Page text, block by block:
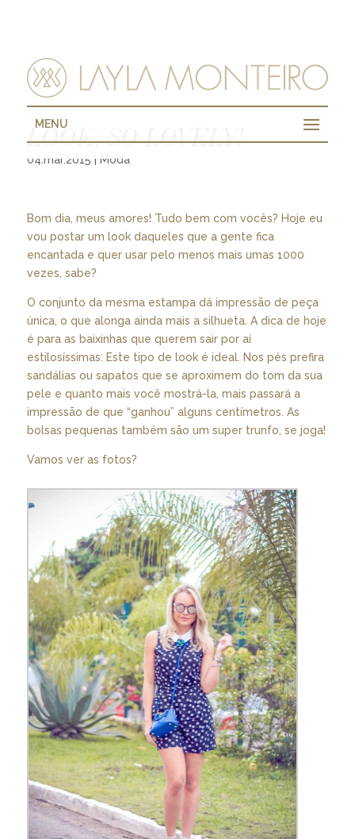
MENU
LOOK: SO LOVELY!
04.mar.2015 | Moda
Bom dia, meus amores! Tudo bem com vocês? Hoje eu
vou postar um look daqueles que a gente fica
encantada e quer usar pelo menos mais umas 1000
vezes, sabe?
O conjunto da mesma estampa dá impressão de peça
única, o que alonga ainda mais a silhueta. A dica de hoje
é para as baixinhas que querem sair por aí
estilosíssimas: Este tipo de look é ideal. Nos pés prefira
sandálias ou sapatos que se aproximem do tom da sua
pele e quanto mais você mostrá-la, mais passará a
impressão de que “ganhou” alguns centímetros. As
bolsas pequenas também são um super trunfo, se joga!
Vamos ver as fotos?